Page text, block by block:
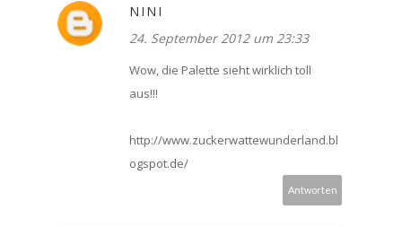
NINI
24. September 2012 um 23:33
Wow, die Palette sieht wirklich toll
aus!!!
http://www.zuckerwattewunderland.bl
ogspot.de/
Antworten